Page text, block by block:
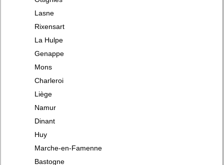
Lasne
Rixensart
La Hulpe
Genappe
Mons
Charleroi
Liège
Namur
Dinant
Huy
Marche-en-Famenne
Bastogne